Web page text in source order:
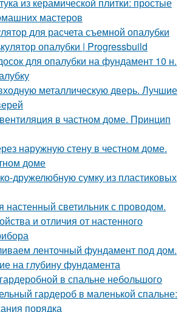
мастеров
для расчета съемной опалубки
опалубки | Progressbuild
для опалубки на фундамент 10 н.
металлическую дверь. Лучшие
в частном доме. Принцип
наружную стену в честном доме.
доме
дружелюбную сумку из пластиковых
настенный светильник с проводом.
и отличия от настенного
ленточный фундамент под дом.
на глубину фундамента
в спальне небольшого
гардероб в маленькой спальне:
порядка